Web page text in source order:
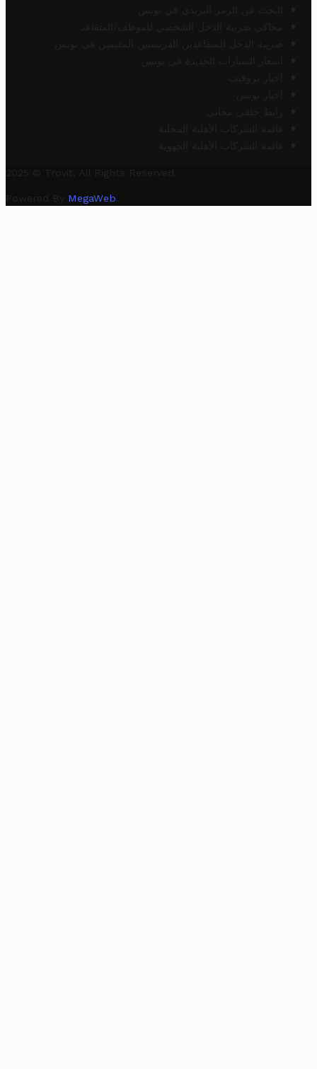
البحث عن الرمز البريدي في تونس
محاكي ضريبة الدخل الشخصي للموظف/المتقاعد
ضريبة الدخل للمتقاعدين الفرنسيين المقيمين في تونس
أسعار السيارات الجديدة في تونس
أخبار تروفيت
أخبار تونس
رابط خلفي مجاني
قائمة الشركات الأهلية المحلية
قائمة الشركات الأهلية الجهوية
2025 © Trovit. All Rights Reserved.
Powered By MegaWeb